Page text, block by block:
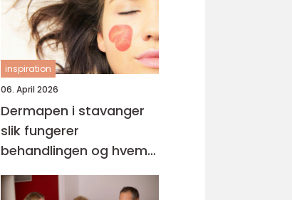
inspiration
06. April 2026
Dermapen i stavanger
slik fungerer
behandlingen og hvem
den passer for